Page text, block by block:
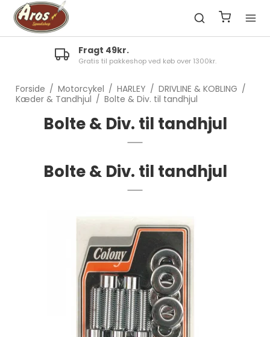
Fragt 49kr.
Gratis til pakkeshop ved køb over 1300kr.
Forside / Motorcykel / HARLEY / DRIVLINE & KOBLING /
Kæder & Tandhjul / Bolte & Div. til tandhjul
Bolte & Div. til tandhjul
Bolte & Div. til tandhjul